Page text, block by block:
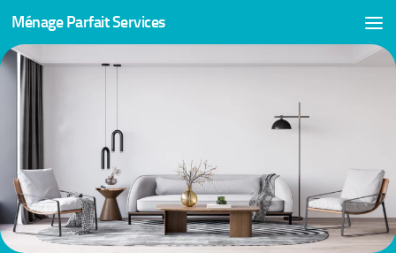
Skip to content
Ménage Parfait Services